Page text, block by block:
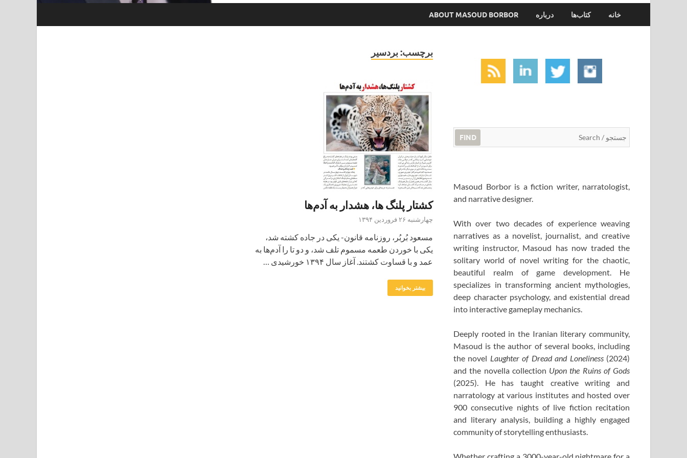
خانه کتاب‌ها درباره ABOUT MASOUD BORBOR
برچسب:بردسیر
کشتار پلنگ ها، هشدار به آدم‌ها
چهارشنبه ۲۶ فروردین ۱۳۹۴
مسعود بُربُر، روزنامه قانون- یکی در جاده کشته شد،
یکی با خوردن طعمه مسموم تلف شد، و دو تا را آدم‌ها به
عمد و با قساوت کشتند. آغاز سال ۱۳۹۴ خورشیدی …
بیشتر بخوانید
FIND
Masoud Borbor is a fiction writer, narratologist,
and narrative designer.
With over two decades of experience weaving
narratives as a novelist, journalist, and creative
writing instructor, Masoud has now traded the
solitary world of novel writing for the chaotic,
beautiful realm of game development. He
specializes in transforming ancient mythologies,
deep character psychology, and existential dread
into interactive gameplay mechanics.
Deeply rooted in the Iranian literary community,
Masoud is the author of several books, including
the novel Laughter of Dread and Loneliness(2024)
and the novella collection Upon the Ruins of Gods
(2025). He has taught creative writing and
narratology at various institutes and hosted over
900 consecutive nights of live fiction recitation
and literary analysis, building a highly engaged
community of storytelling enthusiasts.